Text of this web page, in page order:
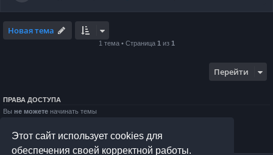
Этот сайт использует cookies для
обеспечения своей корректной работы.
Новая тема
1 тема • Страница 1 из 1
Перейти
ПРАВА ДОСТУПА
Вы не можете начинать темы
Выне можетеудалять свои сообщения
не можете добавлять вложения